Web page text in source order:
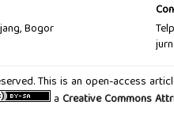
Bogor
This is an open-access
a Creative Commons